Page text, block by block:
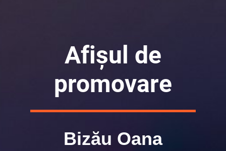
Afișul de
promovare
Bizău Oana